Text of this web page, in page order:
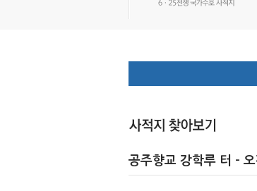
공주향교 강학루 터 - 오